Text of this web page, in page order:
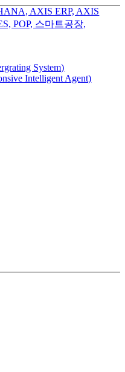
System)
Intelligent Agent)